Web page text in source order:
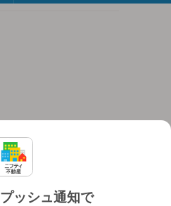
ッシュ通知で